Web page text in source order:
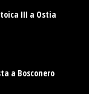
III a Ostia
a Bosconero